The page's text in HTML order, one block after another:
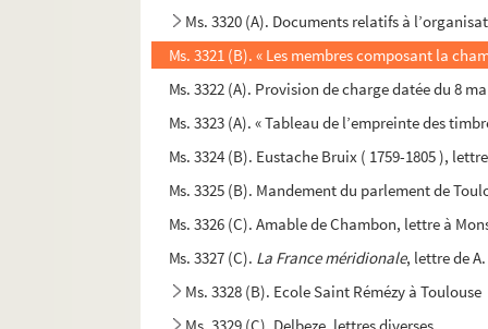
Ms. 3320 (A). Documents relatifs à
Ms. 3321 (B). « Les membres composant la
Ms. 3322 (A). Provision de charge datée du 8
Ms. 3323 (A). « Tableau de l’empreinte des
Ms. 3324 (B). Eustache Bruix ( 1759-1805 ),
Ms. 3325 (B). Mandement du parlement de
Ms. 3326 (C). Amable de Chambon, lettre à
Ms. 3327 (C). La France méridionale, lettre de
Ms. 3328 (B). Ecole Saint Rémézy à Toulouse